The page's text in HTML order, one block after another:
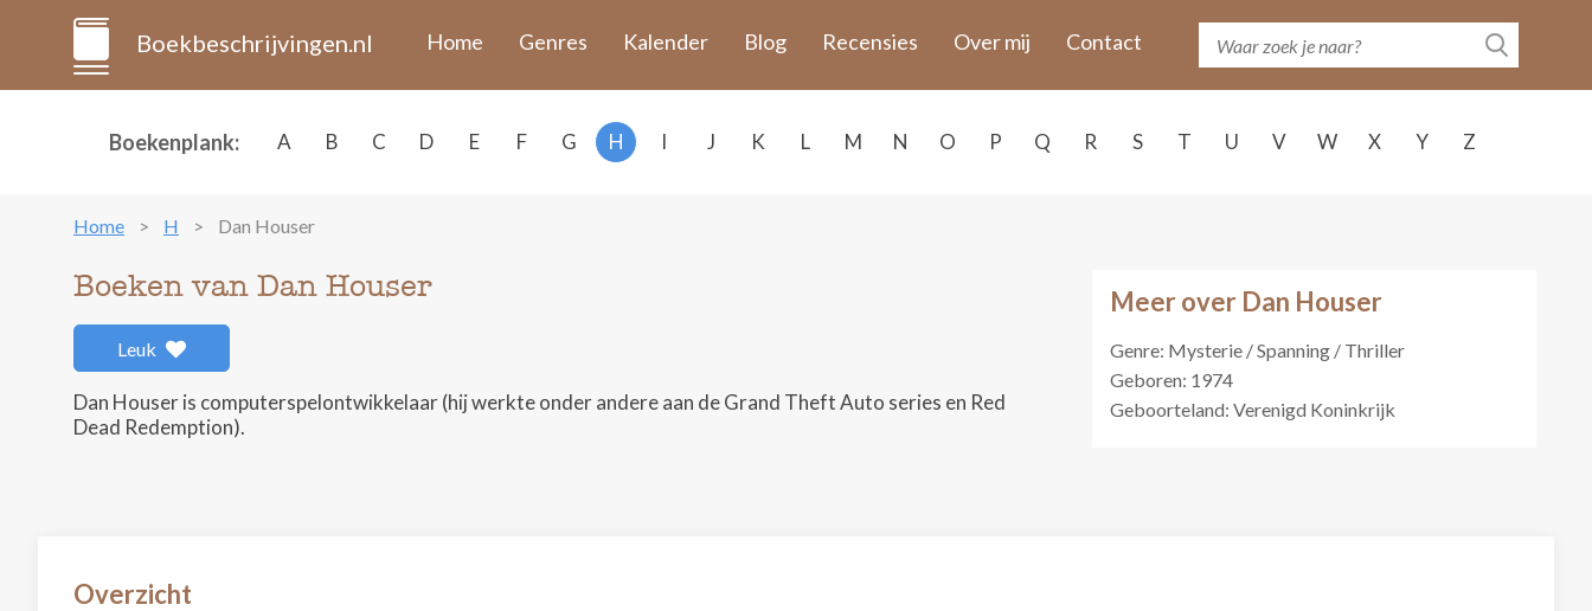
Boekbeschrijvingen.nl Home Genres Kalender Blog Recensies Over mij Contact
Boekenplank: A B C D E F G H I J K L M N O P Q R S T U V W X Y Z
Home H Dan Houser
Meer over Dan Houser
Genre: Mysterie / Spanning / Thriller
Geboren: 1974
Geboorteland: Verenigd Koninkrijk
Boeken van Dan Houser
Leuk
Dan Houser is computerspelontwikkelaar (hij werkte onder andere aan de Grand Theft Auto series en Red
Dead Redemption).
Overzicht